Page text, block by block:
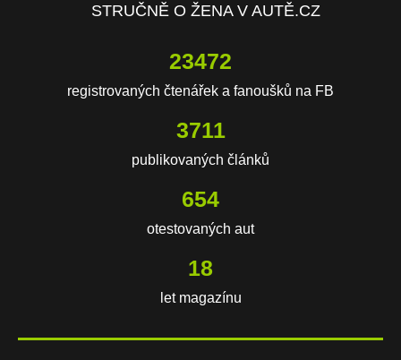
STRUČNĚ O ŽENA V AUTĚ.CZ
23472
registrovaných čtenářek a fanoušků na FB
3711
publikovaných článků
654
otestovaných aut
18
let magazínu